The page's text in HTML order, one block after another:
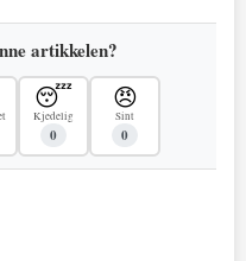
artikkelen?
😴
Kjedelig
0
😠
Sint
0